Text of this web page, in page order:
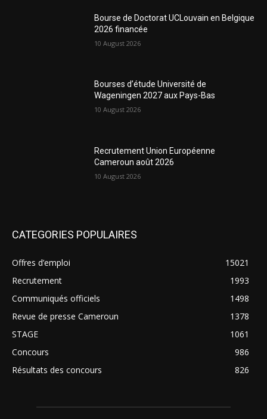
Bourse de Doctorat UCLouvain en Belgique
2026 financée
10 August 2026
Bourses d’étude Université de
Wageningen 2027 aux Pays-Bas
10 August 2026
Recrutement Union Européenne
Cameroun août 2026
10 August 2026
CATEGORIES POPULAIRES
Offres d’emploi
15021
Recrutement
1993
Communiqués officiels
1498
Revue de presse Cameroun
1378
STAGE
1061
Concours
986
Résultats des concours
826